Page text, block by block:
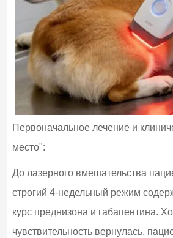
Первоначальное лечение и
место":
До лазерного вмешательства
строгий 4-недельный режим
курс преднизона и габапентина.
чувствительность вернулась,